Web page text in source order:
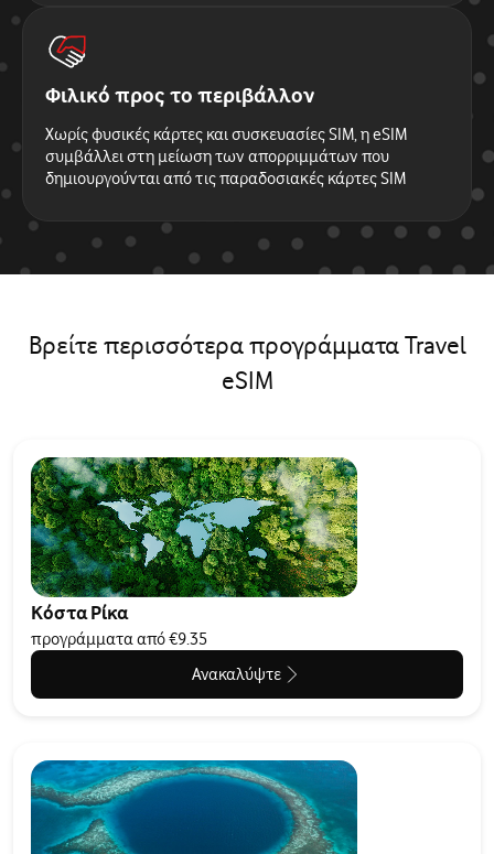
Φιλικό προς το περιβάλλον
Χωρίς φυσικές κάρτες και συσκευασίες SIM, η eSIM
συμβάλλει στη μείωση των απορριμμάτων που
δημιουργούνται από τις παραδοσιακές κάρτες SIM
Βρείτε περισσότερα προγράμματα Travel
eSIM
Κόστα Ρίκα
προγράμματα από €9.35
Ανακαλύψτε